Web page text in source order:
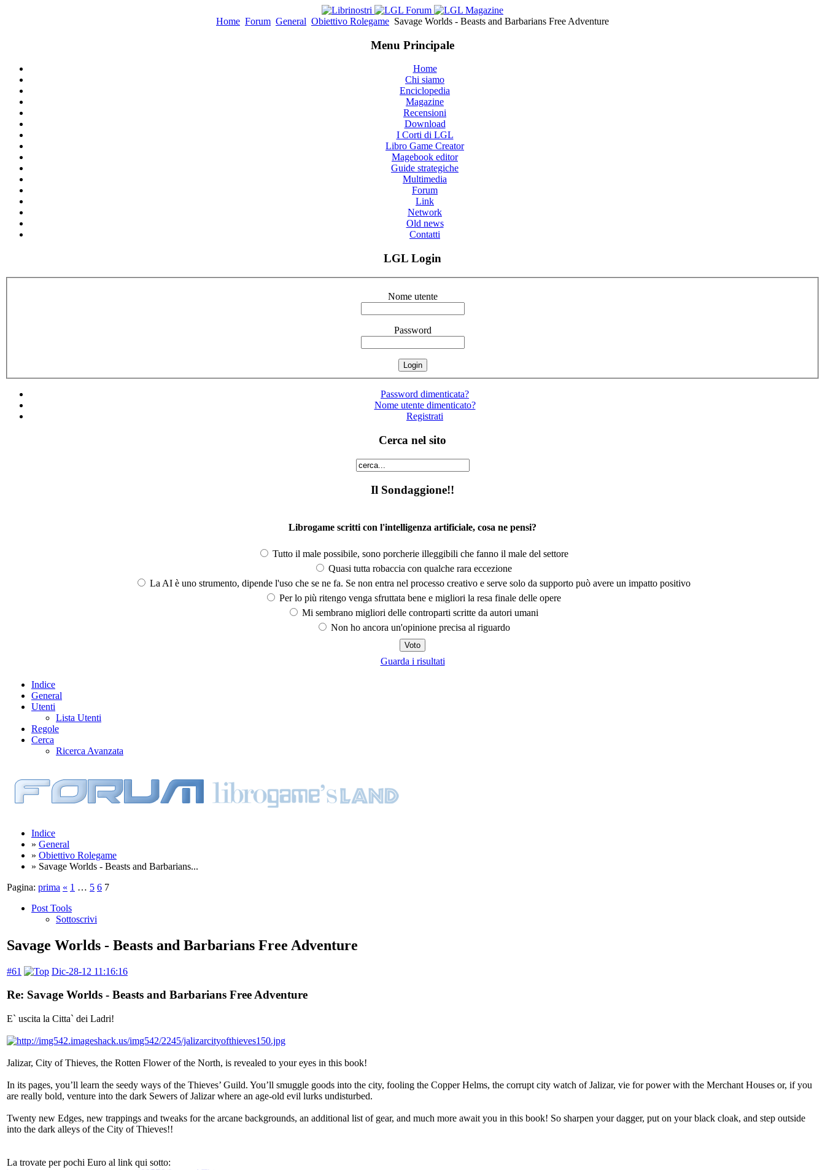
Home Forum General Obiettivo Rolegame Savage Worlds - Beasts and Barbarians Free Adventure
Menu Principale
Home
Chi siamo
Enciclopedia
Magazine
Recensioni
Download
I Corti di LGL
Libro Game Creator
Magebook editor
Guide strategiche
Multimedia
Forum
Link
Network
Old news
Contatti
LGL Login
Nome utente
Password
Password dimenticata?
Nome utente dimenticato?
Registrati
Cerca nel sito
Il Sondaggione!!
Librogame scritti con l'intelligenza artificiale, cosa ne pensi?
Tutto il male possibile, sono porcherie illeggibili che fanno il male del settore
Quasi tutta robaccia con qualche rara eccezione
La AI è uno strumento, dipende l'uso che se ne fa. Se non entra nel processo creativo e serve solo da supporto può avere un impatto positivo
Per lo più ritengo venga sfruttata bene e migliori la resa finale delle opere
Mi sembrano migliori delle controparti scritte da autori umani
Non ho ancora un'opinione precisa al riguardo
Guarda i risultati
Indice
General
Utenti
Lista Utenti
Regole
Cerca
Ricerca Avanzata
Indice
» General
» Obiettivo Rolegame
» Savage Worlds - Beasts and Barbarians...
Pagina: prima « 1 … 5 6 7
Post Tools
Sottoscrivi
Savage Worlds - Beasts and Barbarians Free Adventure
#61 Dic-28-12 11:16:16
Re: Savage Worlds - Beasts and Barbarians Free Adventure
E` uscita la Citta` dei Ladri!
Jalizar, City of Thieves, the Rotten Flower of the North, is revealed to your eyes in this book!
In its pages, you’ll learn the seedy ways of the Thieves’ Guild. You’ll smuggle goods into the city, fooling the Copper Helms, the corrupt city watch of Jalizar, vie for power with the Merchant Houses or, if you
are really bold, venture into the dark Sewers of Jalizar where an age-old evil lurks undisturbed.
Twenty new Edges, new trappings and tweaks for the arcane backgrounds, an additional list of gear, and much more await you in this book! So sharpen your dagger, put on your black cloak, and step outside
into the dark alleys of the City of Thieves!!
La trovate per pochi Euro al link qui sotto: